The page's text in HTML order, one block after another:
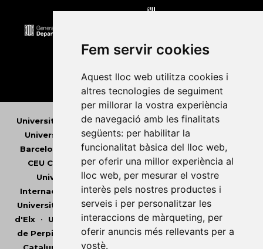
Fem servir cookies
Aquest lloc web utilitza cookies i
altres tecnologies de seguiment
per millorar la vostra experiència
de navegació amb les finalitats
següents: per habilitar la
funcionalitat bàsica del lloc web,
per oferir una millor experiència al
lloc web, per mesurar el vostre
interès pels nostres productes i
serveis i per personalitzar les
interaccions de màrqueting, per
oferir anuncis més rellevants per a
vostè.
Universitat Abat Oliba CEU•Universitat d'Alacant
Universitat d'Andorra•Universitat Autònoma de
Barcelona
Universitat de Barcelona•Universitat
CEU Cardenal Herrera•Universitat de Girona •
Universitat de les Illes Balears• Universitat
Internacional de Catalunya•Universitat Jaume I
Universitat de Lleida• Universitat Miguel Hernández
d'Elx• Universitat Oberta de Catalunya•Universitat
de Perpinyà Via Domitia•Universitat Politècnica de